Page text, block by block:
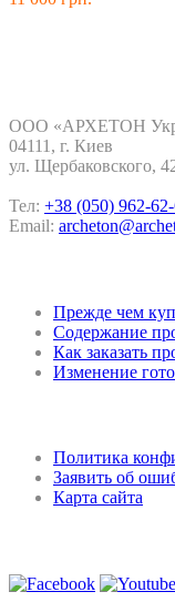
ООО «АРХЕТОН
04111, г. Киев
ул. Щербаковского,
Тел: +38 (050) 962-
Email:
Прежде чем
Содержание
Как заказать
Изменение
Политика
Заявить об
Карта сайта